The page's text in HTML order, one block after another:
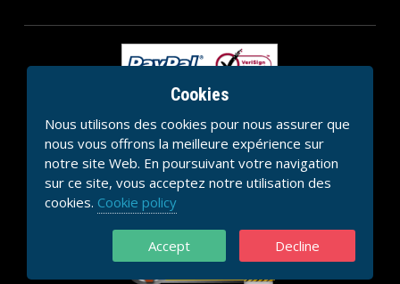
Cookies
Nous utilisons des cookies pour nous assurer que
nous vous offrons la meilleure expérience sur
notre site Web. En poursuivant votre navigation
sur ce site, vous acceptez notre utilisation des
cookies. Cookie policy
Accept Decline